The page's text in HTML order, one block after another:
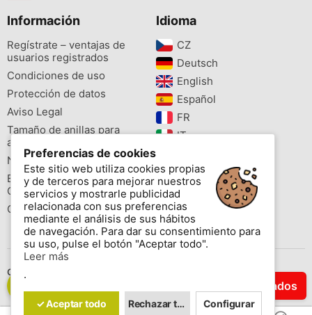
Filtrar Resultados
Información
Regístrate – ventajas de
usuarios registrados
Condiciones de uso
Protección de datos
Aviso Legal
Tamaño de anillas para
aves
Newsletter
Buscador de especies
Cites
Colores de las anillas
Idioma
CZ‎
Deutsch‎
English‎
Español‎
FR‎
IT‎
PL‎
PT‎
Preferencias de cookies
Este sitio web utiliza cookies propias
y de terceros para mejorar nuestros
servicios y mostrarle publicidad
relacionada con sus preferencias
mediante el análisis de sus hábitos
de navegación. Para dar su consentimiento para
su uso, pulse el botón "Aceptar todo".
Leer más
.
✓ Aceptar todo Rechazar todo Configurar
Contáctenos
Copyright © 2026 www.aviornis.net Tablón de anuncios gratis.